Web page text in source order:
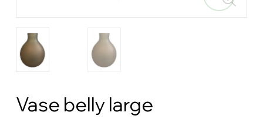
Vase belly large